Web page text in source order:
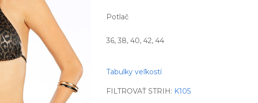
Potlač
36, 38, 40, 42, 44
Tabulky veľkostí
FILTROVAŤ STRIH: K105